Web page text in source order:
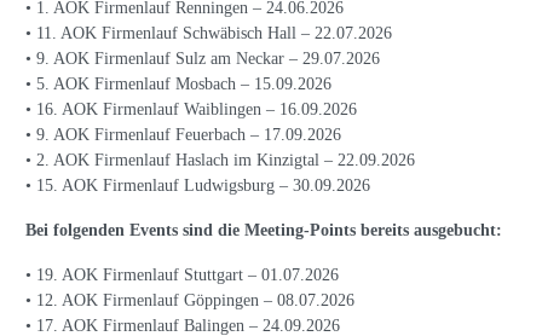
• 1. AOK Firmenlauf Renningen – 24.06.2026
• 11. AOK Firmenlauf Schwäbisch Hall – 22.07.2026
• 9. AOK Firmenlauf Sulz am Neckar – 29.07.2026
• 5. AOK Firmenlauf Mosbach – 15.09.2026
• 16. AOK Firmenlauf Waiblingen – 16.09.2026
• 9. AOK Firmenlauf Feuerbach – 17.09.2026
• 2. AOK Firmenlauf Haslach im Kinzigtal – 22.09.2026
• 15. AOK Firmenlauf Ludwigsburg – 30.09.2026
Bei folgenden Events sind die Meeting-Points bereits ausgebucht:
• 19. AOK Firmenlauf Stuttgart – 01.07.2026
• 12. AOK Firmenlauf Göppingen – 08.07.2026
• 17. AOK Firmenlauf Balingen – 24.09.2026